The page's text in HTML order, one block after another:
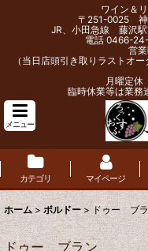
ワイン＆
〒251-0025 神
JR、小田急線 藤沢
電話 0466-
営
（当日店頭引き取りラストオ
月曜定休
臨時休業等は業務
メニュー
カテゴリ マイページ
ホーム > ボルドー > ドゥー ブ
ドゥー ブラン